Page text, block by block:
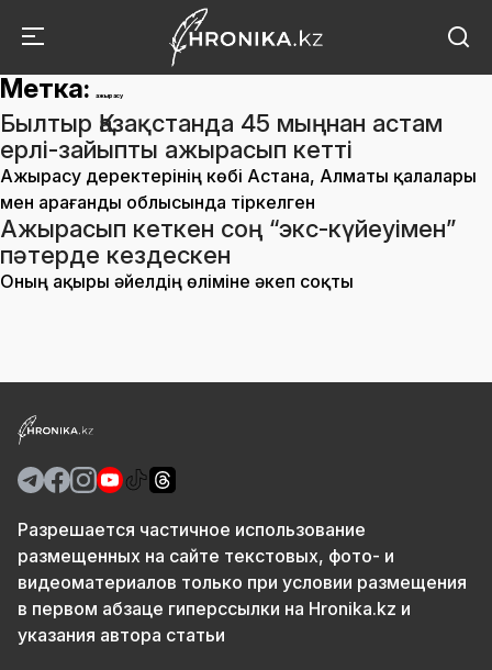
Метка: ажырасу
Былтыр Қазақстанда 45 мыңнан астам
ерлі-зайыпты ажырасып кетті
Ажырасу деректерінің көбі Астана, Алматы қалалары
мен Қарағанды облысында тіркелген
Ажырасып кеткен соң “экс-күйеуімен”
пәтерде кездескен
Оның ақыры әйелдің өліміне әкеп соқты
Разрешается частичное использование
размещенных на сайте текстовых, фото- и
видеоматериалов только при условии размещения
в первом абзаце гиперссылки на Hronika.kz и
указания автора статьи